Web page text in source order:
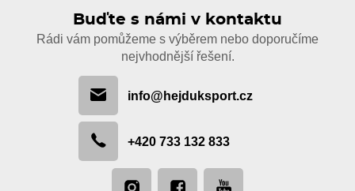
Buďte s námi v kontaktu
Rádi vám pomůžeme s výběrem nebo doporučíme
nejvhodnější řešení.
info@hejduksport.cz
+420 733 132 833